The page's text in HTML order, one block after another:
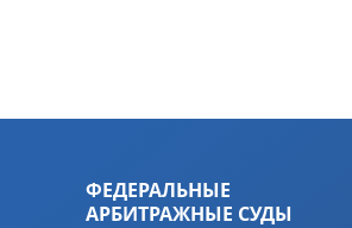
ФЕДЕРАЛЬНЫЕ
АРБИТРАЖНЫЕ СУДЫ